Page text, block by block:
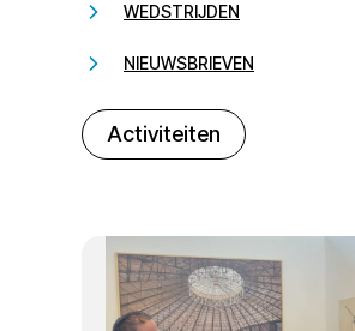
WEDSTRIJDEN
NIEUWSBRIEVEN
Activiteiten
232323